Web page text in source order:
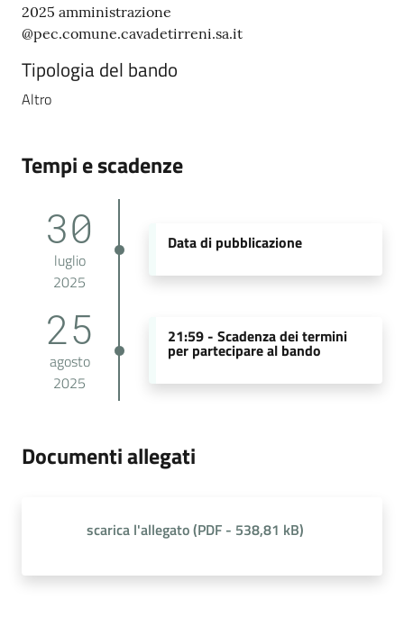
2025 amministrazione
@pec.comune.cavadetirreni.sa.it
Tipologia del bando
Altro
Tempi e scadenze
30
luglio
2025
Data di pubblicazione
25
agosto
2025
21:59 - Scadenza dei termini
per partecipare al bando
Documenti allegati
scarica l'allegato(PDF - 538,81 kB)